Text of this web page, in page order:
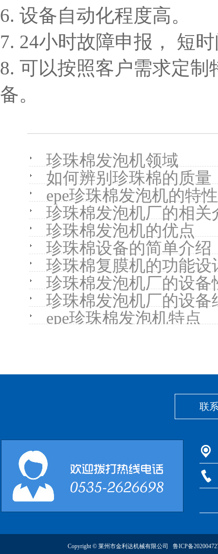
6. 设备自动化程度高。
7. 24小时故障申报， 短
8. 可以按照客户需求定制
备。
珍珠棉发泡机领域
如何辨别珍珠棉的质量
epe珍珠棉发泡机的特性
珍珠棉发泡机厂的相关
珍珠棉发泡机的优点
珍珠棉设备的简单介绍
珍珠棉复膜机的功能设
珍珠棉发泡机厂的设备
珍珠棉发泡机厂的设备
epe珍珠棉发泡机特点
联
Copyright © 莱州市金利达机械有限公司 鲁ICP备